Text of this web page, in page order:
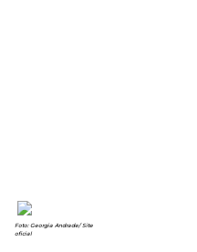
Foto: Georgia Andrade/ Site
oficial